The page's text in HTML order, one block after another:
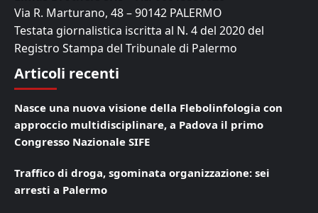
Via R. Marturano, 48 – 90142 PALERMO
Testata giornalistica iscritta al N. 4 del 2020 del
Registro Stampa del Tribunale di Palermo
Articoli recenti
Nasce una nuova visione della Flebolinfologia con
approccio multidisciplinare, a Padova il primo
Congresso Nazionale SIFE
Traffico di droga, sgominata organizzazione: sei
arresti a Palermo